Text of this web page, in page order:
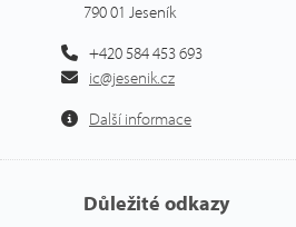
790 01 Jeseník
+420 584 453 693
ic@jesenik.cz
Další informace
Důležité odkazy